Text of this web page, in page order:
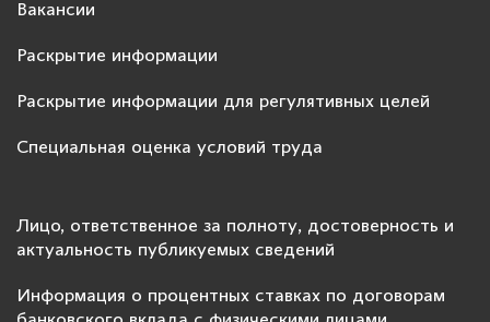
Вакансии
Раскрытие информации
Раскрытие информации для регулятивных целей
Специальная оценка условий труда
Лицо, ответственное за полноту, достоверность и
актуальность публикуемых сведений
Информация о процентных ставках по договорам